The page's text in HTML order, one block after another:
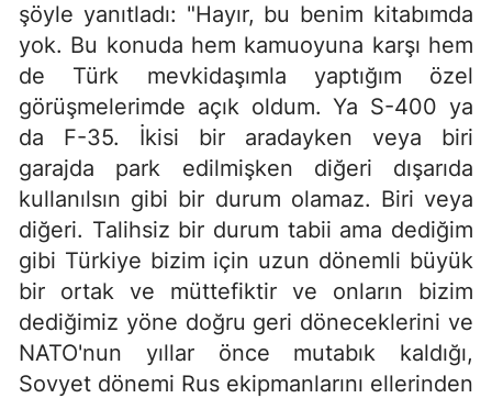
şöyle yanıtladı: "Hayır, bu benim kitabımda
yok. Bu konuda hem kamuoyuna karşı hem
de Türk mevkidaşımla yaptığım özel
görüşmelerimde açık oldum. Ya S-400 ya
da F-35. İkisi bir aradayken veya biri
garajda park edilmişken diğeri dışarıda
kullanılsın gibi bir durum olamaz. Biri veya
diğeri. Talihsiz bir durum tabii ama dediğim
gibi Türkiye bizim için uzun dönemli büyük
bir ortak ve müttefiktir ve onların bizim
dediğimiz yöne doğru geri döneceklerini ve
NATO'nun yıllar önce mutabık kaldığı,
Sovyet dönemi Rus ekipmanlarını ellerinden